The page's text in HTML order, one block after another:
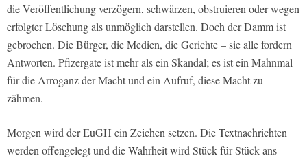
die Veröffentlichung verzögern, schwärzen, obstruieren oder wegen
erfolgter Löschung als unmöglich darstellen. Doch der Damm ist
gebrochen. Die Bürger, die Medien, die Gerichte – sie alle fordern
Antworten. Pfizergate ist mehr als ein Skandal; es ist ein Mahnmal
für die Arroganz der Macht und ein Aufruf, diese Macht zu
zähmen.
Morgen wird der EuGH ein Zeichen setzen. Die Textnachrichten
werden offengelegt und die Wahrheit wird Stück für Stück ans